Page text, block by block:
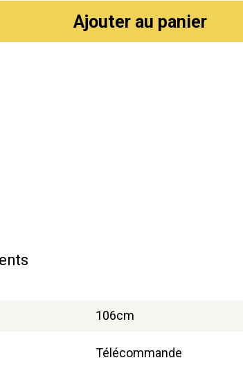
Ajouter au panier
106cm
Télécommande